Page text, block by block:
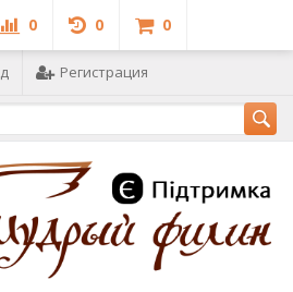
0 0 0
Регистрация